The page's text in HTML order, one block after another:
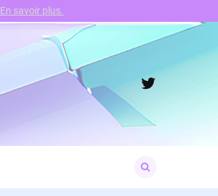
Twitter
for:
En savoir plus.